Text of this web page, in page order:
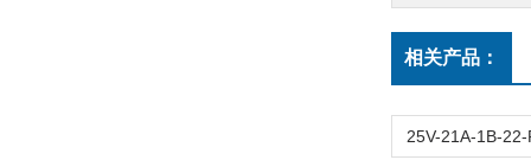
相关产品：